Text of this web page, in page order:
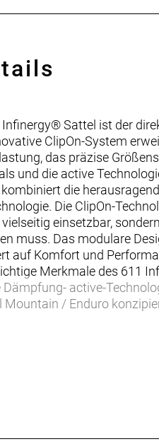
Infinergy® Sattel ist der
ClipOn-System
das präzise
und die active
die
Die ClipOn-
einsetzbar,
muss. Das modulare
auf Komfort und
Merkmale des 611
active-
Mountain / Enduro